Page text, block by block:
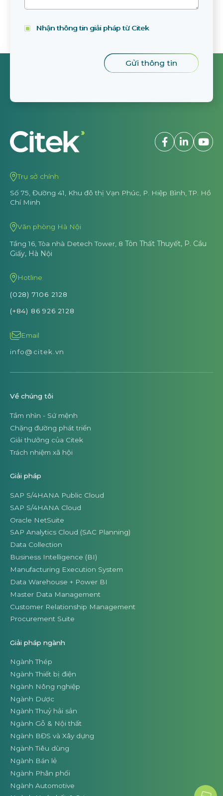
Nhận thông tin giải pháp từ Citek
Trụ sở chính
Số 75, Đường 41, Khu đô thị Vạn Phúc, P. Hiệp Bình, TP. Hồ
Chí Minh
Văn phòng Hà Nội
Tầng 16, Tòa nhà Detech Tower, 8 Tôn Thất Thuyết, P. Cầu
Giấy, Hà Nội
Hotline
(028) 7106 2128
(+84) 86 926 2128
Email
info@citek.vn
Về chúng tôi
Tầm nhìn - Sứ mệnh
Chặng đường phát triển
Giải thưởng của Citek
Trách nhiệm xã hội
Giải pháp
SAP S/4HANA Public Cloud
SAP S/4HANA Cloud
Oracle NetSuite
SAP Analytics Cloud (SAC Planning)
Data Collection
Business Intelligence (BI)
Manufacturing Execution System
Data Warehouse + Power BI
Master Data Management
Customer Relationship Management
Procurement Suite
Giải pháp ngành
Ngành Thép
Ngành Thiết bị điện
Ngành Nông nghiệp
Ngành Dược
Ngành Thuỷ hải sản
Ngành Gỗ & Nội thất
Ngành BĐS và Xây dựng
Ngành Tiêu dùng
Ngành Bán lẻ
Ngành Phân phối
Ngành Automotive